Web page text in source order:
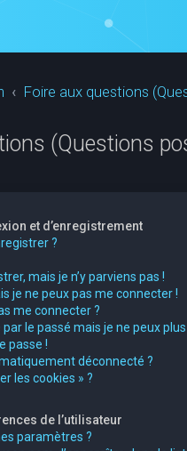
Foire aux questions
(Questions
et d’enregistrement
?
mais je n’y parviens pas !
je ne peux pas me connecter !
me connecter ?
le passé mais je ne peux
passe !
déconnecté ?
les cookies » ?
de l’utilisateur
paramètres ?